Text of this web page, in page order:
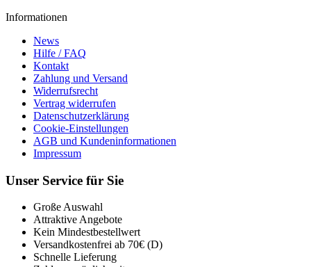
Informationen
News
Hilfe / FAQ
Kontakt
Zahlung und Versand
Widerrufsrecht
Vertrag widerrufen
Datenschutzerklärung
Cookie-Einstellungen
AGB und Kundeninformationen
Impressum
Unser Service für Sie
Große Auswahl
Attraktive Angebote
Kein Mindestbestellwert
Versandkostenfrei ab 70€ (D)
Schnelle Lieferung